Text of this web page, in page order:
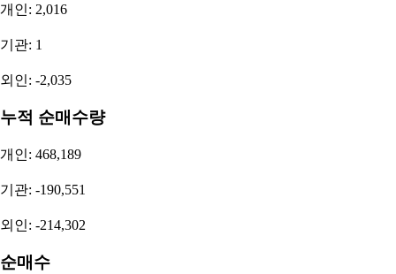
개인: 2,016
기관: 1
외인: -2,035
누적 순매수량
개인: 468,189
기관: -190,551
외인: -214,302
순매수